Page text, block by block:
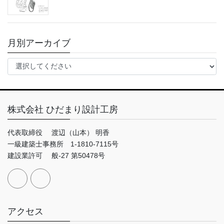
月別アーカイブ
株式会社 ひだまり設計工房
代表取締役 渡辺（山本） 明香
一級建築士事務所 1-1810-7115号
建設業許可 般-27 第50478号
アクセス